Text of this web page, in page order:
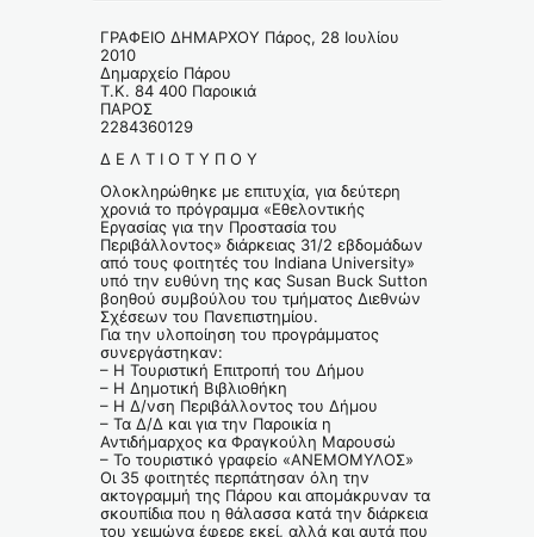
ΓΡΑΦΕΙΟ ΔΗΜΑΡΧΟΥ Πάρος, 28 Ιουλίου
2010
Δημαρχείο Πάρου
Τ.Κ. 84 400 Παροικιά
ΠΑΡΟΣ
2284360129
Δ Ε Λ Τ Ι Ο Τ Υ Π Ο Υ
Ολοκληρώθηκε με επιτυχία, για δεύτερη
χρονιά το πρόγραμμα «Εθελοντικής
Εργασίας για την Προστασία του
Περιβάλλοντος» διάρκειας 31/2 εβδομάδων
από τους φοιτητές του Indiana University»
υπό την ευθύνη της κας Susan Buck Sutton
βοηθού συμβούλου του τμήματος Διεθνών
Σχέσεων του Πανεπιστημίου.
Για την υλοποίηση του προγράμματος
συνεργάστηκαν:
– Η Τουριστική Επιτροπή του Δήμου
– Η Δημοτική Βιβλιοθήκη
– Η Δ/νση Περιβάλλοντος του Δήμου
– Τα Δ/Δ και για την Παροικία η
Αντιδήμαρχος κα Φραγκούλη Μαρουσώ
– Το τουριστικό γραφείο «ΑΝΕΜΟΜΥΛΟΣ»
Οι 35 φοιτητές περπάτησαν όλη την
ακτογραμμή της Πάρου και απομάκρυναν τα
σκουπίδια που η θάλασσα κατά την διάρκεια
του χειμώνα έφερε εκεί, αλλά και αυτά που